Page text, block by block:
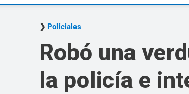
Policiales
Robó una
la policía e